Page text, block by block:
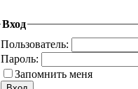
Вход
Пользователь:
Пароль:
Запомнить меня